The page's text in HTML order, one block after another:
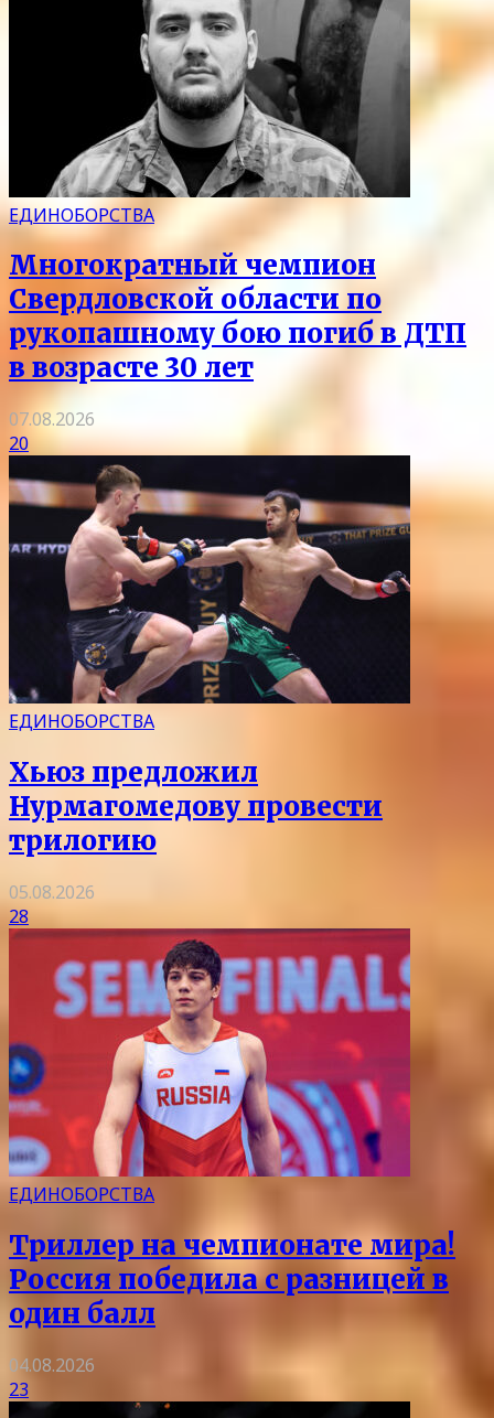
ЕДИНОБОРСТВА
Многократный чемпион
Свердловской области по
рукопашному бою погиб в ДТП
в возрасте 30 лет
07.08.2026
20
ЕДИНОБОРСТВА
Хьюз предложил
Нурмагомедову провести
трилогию
05.08.2026
28
ЕДИНОБОРСТВА
Триллер на чемпионате мира!
Россия победила с разницей в
один балл
04.08.2026
23